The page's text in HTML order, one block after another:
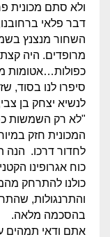
ולא סתם מכונית
דבר פלאי
השחור מנצנץ
מרופדים. היה
כפולות…אטומות
סיפרו לנו בסוד,
לנשיא יצחק בן
"לא רק השמשות
המכונית חזק
לחדור דרכו. הנה
כוח אגרופינו
כולנו להתרחק
והתרנגולות,
בהסכמה מלאה.
אתם ודאי תמהים